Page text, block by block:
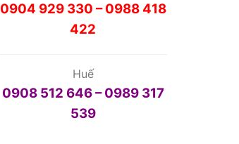
0904 929 330 – 0988 418
422
Huế
0908 512 646 – 0989 317
539